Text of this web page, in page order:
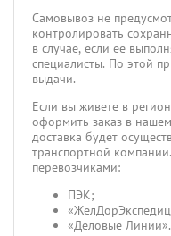
Самовывоз не
контролировать
в случае, если ее
специалисты. По этой
выдачи.
Если вы живете в
оформить заказ в
доставка будет
транспортной
перевозчиками:
ПЭК;
«Деловые Линии».